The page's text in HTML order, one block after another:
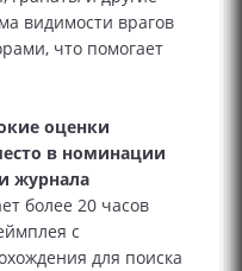
видимости врагов
что помогает
оценки
в номинации
журнала
более 20 часов
с
для поиска